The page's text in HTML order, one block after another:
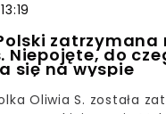
zatrzymana
Niepojęte, do
się na wyspie
Oliwia S. została